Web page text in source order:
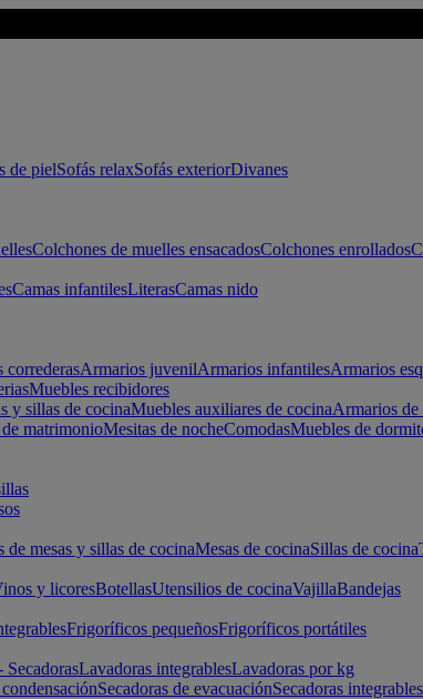
de pielSofás relaxSofás exteriorDivanes
Colchones de muelles ensacadosColchones enrollados
Camas infantilesLiterasCamas nido
correderasArmarios juvenilArmarios infantilesArmarios
Muebles recibidores
y sillas de cocinaMuebles auxiliares de cocinaArmarios de
matrimonioMesitas de nocheComodasMuebles de
de mesas y sillas de cocinaMesas de cocinaSillas de cocina
y licoresBotellasUtensilios de cocinaVajillaBandejas
Frigoríficos pequeñosFrigoríficos portátiles
SecadorasLavadoras integrablesLavadoras por kg
Secadoras de evacuaciónSecadoras integrables